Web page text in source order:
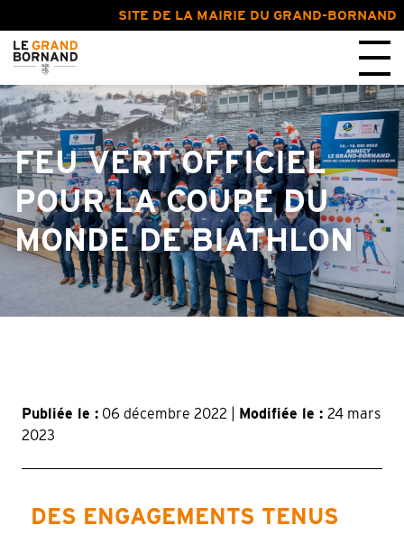
SITE DE LA MAIRIE DU GRAND-BORNAND
FEU VERT OFFICIEL
POUR LA COUPE DU
MONDE DE BIATHLON
Publiée le : 06 décembre 2022 | Modifiée le : 24 mars
2023
DES ENGAGEMENTS TENUS